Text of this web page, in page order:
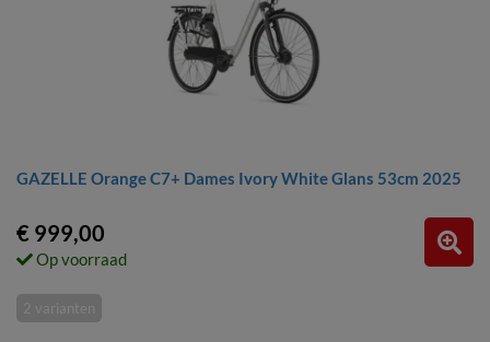
GAZELLE Orange C7+ Dames Ivory White Glans 53cm 2025
€ 999,00
Op voorraad
2 varianten